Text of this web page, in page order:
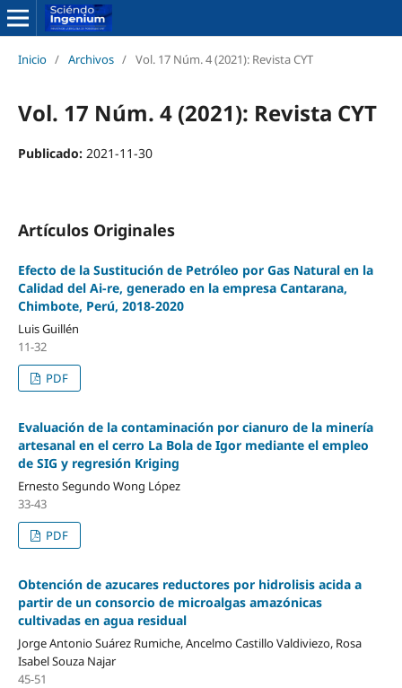
Inicio / Archivos / Vol. 17 Núm. 4 (2021): Revista CYT
Vol. 17 Núm. 4 (2021): Revista CYT
Publicado: 2021-11-30
Artículos Originales
Efecto de la Sustitución de Petróleo por Gas Natural en la
Calidad del Ai-re, generado en la empresa Cantarana,
Chimbote, Perú, 2018-2020
Luis Guillén
11-32
PDF
Evaluación de la contaminación por cianuro de la minería
artesanal en el cerro La Bola de Igor mediante el empleo
de SIG y regresión Kriging
Ernesto Segundo Wong López
33-43
PDF
Obtención de azucares reductores por hidrolisis acida a
partir de un consorcio de microalgas amazónicas
cultivadas en agua residual
Jorge Antonio Suárez Rumiche, Ancelmo Castillo Valdiviezo, Rosa
Isabel Souza Najar
45-51